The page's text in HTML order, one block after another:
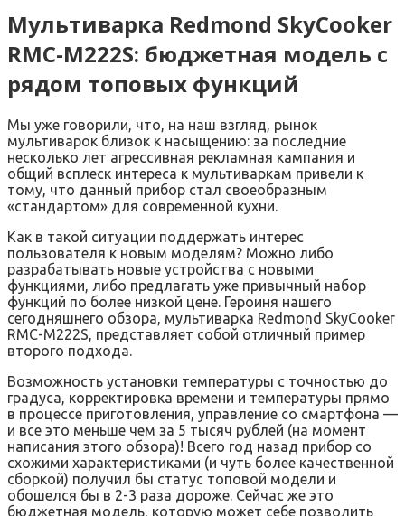
Мультиварка Redmond SkyCooker
RMC-M222S: бюджетная модель с
рядом топовых функций
Мы уже говорили, что, на наш взгляд, рынок
мультиварок близок к насыщению: за последние
несколько лет агрессивная рекламная кампания и
общий всплеск интереса к мультиваркам привели к
тому, что данный прибор стал своеобразным
«стандартом» для современной кухни.
Как в такой ситуации поддержать интерес
пользователя к новым моделям? Можно либо
разрабатывать новые устройства с новыми
функциями, либо предлагать уже привычный набор
функций по более низкой цене. Героиня нашего
сегодняшнего обзора, мультиварка Redmond SkyCooker
RMC-M222S, представляет собой отличный пример
второго подхода.
Возможность установки температуры с точностью до
градуса, корректировка времени и температуры прямо
в процессе приготовления, управление со смартфона —
и все это меньше чем за 5 тысяч рублей (на момент
написания этого обзора)! Всего год назад прибор со
схожими характеристиками (и чуть более качественной
сборкой) получил бы статус топовой модели и
обошелся бы в 2-3 раза дороже. Сейчас же это
бюджетная модель, которую может себе позволить